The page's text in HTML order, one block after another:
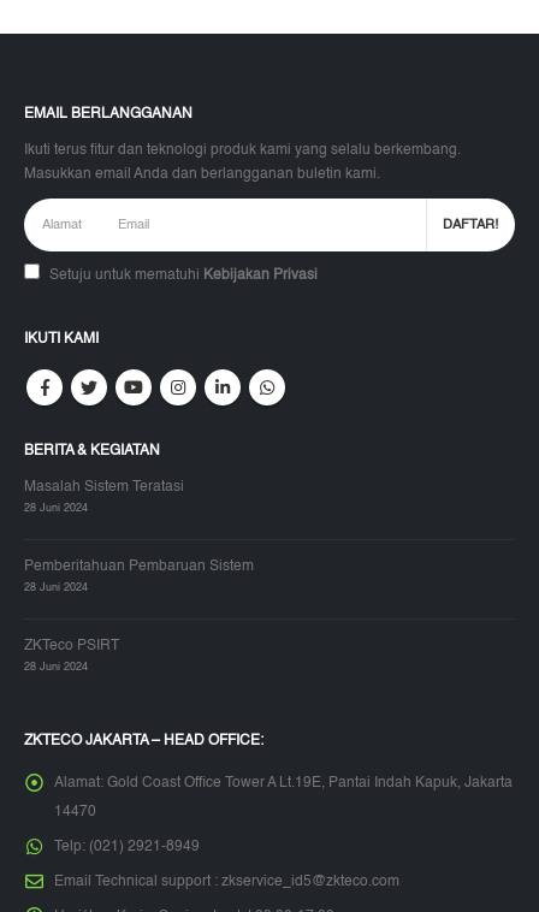
EMAIL BERLANGGANAN
Ikuti terus fitur dan teknologi produk kami yang selalu berkembang.
Masukkan email Anda dan berlangganan buletin kami.
Setuju untuk mematuhi Kebijakan Privasi
IKUTI KAMI
BERITA & KEGIATAN
Masalah Sistem Teratasi
28 Juni 2024
Pemberitahuan Pembaruan Sistem
28 Juni 2024
ZKTeco PSIRT
28 Juni 2024
ZKTECO JAKARTA – HEAD OFFICE:
Alamat: Gold Coast Office Tower A Lt.19E, Pantai Indah Kapuk, Jakarta
14470
Telp: (021) 2921-8949
Email Technical support : zkservice_id5@zkteco.com